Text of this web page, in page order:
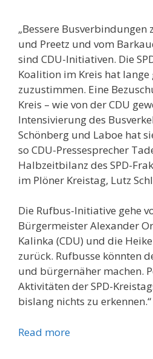
„Bessere Busverbindungen
und Preetz und vom
sind CDU-Initiativen. Die
Koalition im Kreis hat
zuzustimmen. Eine
Kreis – wie von der CDU
Intensivierung des
Schönberg und Laboe hat
so CDU-Pressesprecher
Halbzeitbilanz des SPD-
im Plöner Kreistag, Lutz
Die Rufbus-Initiative gehe
Bürgermeister Alexander
Kalinka (CDU) und die
zurück. Rufbusse könnten
und bürgernäher machen.
Aktivitäten der SPD-
bislang nichts zu erkennen.“
Read more